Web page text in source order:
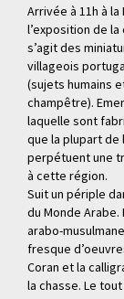
Arrivée à 11h à
l’exposition de
s’agit des
villageois
(sujets humains
champêtre).
laquelle sont
que la plupart de
perpétuent une
à cette région.
Suit un périple
du Monde
arabo-
fresque
Coran et la
la chasse. Le